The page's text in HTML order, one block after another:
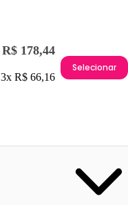
R$ 178,44
3x R$ 66,16
Selecionar